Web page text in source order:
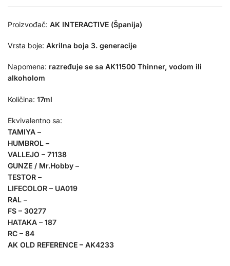
Proizvođač: AK INTERACTIVE (Španija)
Vrsta boje: Akrilna boja 3. generacije
Napomena: razređuje se sa AK11500 Thinner, vodom ili
alkoholom
Količina: 17ml
Ekvivalentno sa:
TAMIYA –
HUMBROL –
VALLEJO – 71138
GUNZE / Mr.Hobby –
TESTOR –
LIFECOLOR – UA019
RAL –
FS – 30277
HATAKA – 187
RC – 84
AK OLD REFERENCE – AK4233